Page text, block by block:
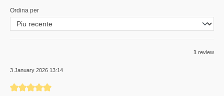
Ordina per
1 review
3 January 2026 13:14
Review with rating of 5 out of 5 stars